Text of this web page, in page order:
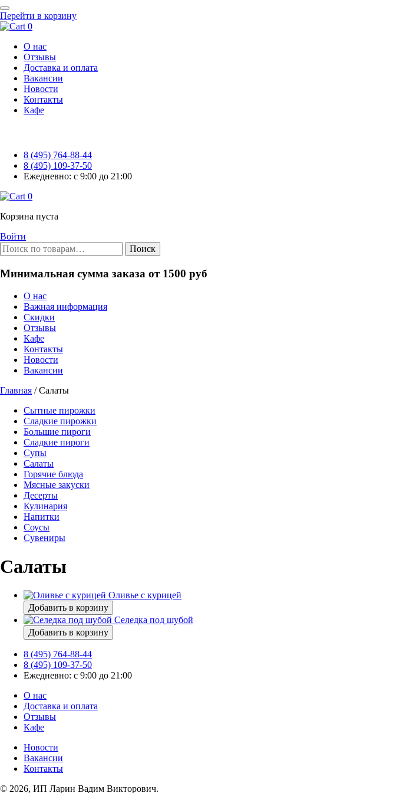
Перейти в корзину
0
О нас
Отзывы
Доставка и оплата
Вакансии
Новости
Контакты
Кафе
8 (495) 764-88-44
8 (495) 109-37-50
Ежедневно: с 9:00 до 21:00
0
Корзина пуста
Войти
Поиск
Минимальная сумма заказа от 1500 руб
О нас
Важная информация
Скидки
Отзывы
Кафе
Контакты
Новости
Вакансии
Главная / Салаты
Сытные пирожки
Сладкие пирожки
Большие пироги
Сладкие пироги
Супы
Салаты
Горячие блюда
Мясные закуски
Десерты
Кулинария
Напитки
Соусы
Сувениры
Салаты
Оливье с курицей
Добавить в корзину
Селедка под шубой
Добавить в корзину
8 (495) 764-88-44
8 (495) 109-37-50
Ежедневно: с 9:00 до 21:00
О нас
Доставка и оплата
Отзывы
Кафе
Новости
Вакансии
Контакты
© 2026, ИП Ларин Вадим Викторович.